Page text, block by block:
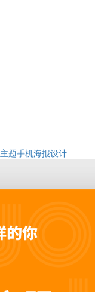
题手机海报设计